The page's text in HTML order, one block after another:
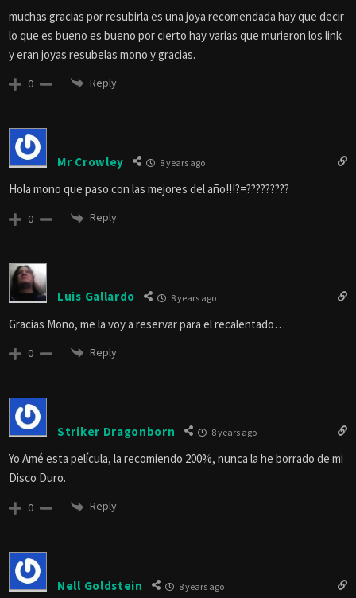
muchas gracias por resubirla es una joya recomendada hay que decir
lo que es bueno es bueno por cierto hay varias que murieron los link
y eran joyas resubelas mono y gracias.
0 Reply
Mr Crowley 8 years ago
Hola mono que paso con las mejores del año!!!?=?????????
0 Reply
Luis Gallardo 8 years ago
Gracias Mono, me la voy a reservar para el recalentado…
0 Reply
Striker Dragonborn 8 years ago
Yo Amé esta película, la recomiendo 200%, nunca la he borrado de mi
Disco Duro.
0 Reply
Nell Goldstein 8 years ago